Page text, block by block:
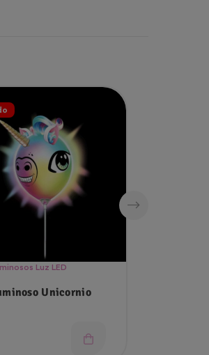
Luz LED
Unicornio